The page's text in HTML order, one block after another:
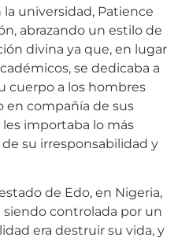
universidad, Patience
abrazando un estilo de
divina ya que, en lugar
se dedicaba a
cuerpo a los hombres
en compañía de sus
importaba lo más
su irresponsabilidad y
de Edo, en Nigeria,
siendo controlada por un
era destruir su vida, y